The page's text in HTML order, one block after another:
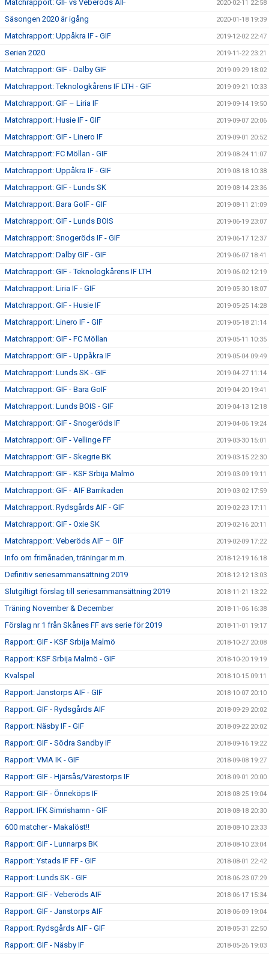
Matchrapport: GIF vs Veberöds AIF 2020-02-11 22:58
Säsongen 2020 är igång 2020-01-18 19:39
Matchrapport: Uppåkra IF - GIF 2019-12-02 22:47
Serien 2020 2019-11-22 23:21
Matchrapport: GIF - Dalby GIF 2019-09-29 18:02
Matchrapport: Teknologkårens IF LTH - GIF 2019-09-21 10:33
Matchrapport: GIF – Liria IF 2019-09-14 19:50
Matchrapport: Husie IF - GIF 2019-09-07 20:06
Matchrapport: GIF - Linero IF 2019-09-01 20:52
Matchrapport: FC Möllan - GIF 2019-08-24 11:07
Matchrapport: Uppåkra IF - GIF 2019-08-18 10:38
Matchrapport: GIF - Lunds SK 2019-08-14 23:36
Matchrapport: Bara GoIF - GIF 2019-08-11 21:09
Matchrapport: GIF - Lunds BOIS 2019-06-19 23:07
Matchrapport: Snogeröds IF - GIF 2019-06-17 12:37
Matchrapport: Dalby GIF - GIF 2019-06-07 18:41
Matchrapport: GIF - Teknologkårens IF LTH 2019-06-02 12:19
Matchrapport: Liria IF - GIF 2019-05-30 18:07
Matchrapport: GIF - Husie IF 2019-05-25 14:28
Matchrapport: Linero IF - GIF 2019-05-18 21:14
Matchrapport: GIF - FC Möllan 2019-05-11 10:35
Matchrapport: GIF - Uppåkra IF 2019-05-04 09:49
Matchrapport: Lunds SK - GIF 2019-04-27 11:14
Matchrapport: GIF - Bara GoIF 2019-04-20 19:41
Matchrapport: Lunds BOIS - GIF 2019-04-13 12:18
Matchrapport: GIF - Snogeröds IF 2019-04-06 19:24
Matchrapport: GIF - Vellinge FF 2019-03-30 15:01
Matchrapport: GIF - Skegrie BK 2019-03-15 22:30
Matchrapport: GIF - KSF Srbija Malmö 2019-03-09 19:11
Matchrapport: GIF - AIF Barrikaden 2019-03-02 17:59
Matchrapport: Rydsgårds AIF - GIF 2019-02-23 17:11
Matchrapport: GIF - Oxie SK 2019-02-16 20:11
Matchrapport: Veberöds AIF – GIF 2019-02-09 17:22
Info om frimånaden, träningar m.m. 2018-12-19 16:18
Definitiv seriesammansättning 2019 2018-12-12 13:03
Slutgiltigt förslag till seriesammansättning 2019 2018-11-21 13:22
Träning November & December 2018-11-06 16:38
Förslag nr 1 från Skånes FF avs serie för 2019 2018-11-01 19:17
Rapport: GIF - KSF Srbija Malmö 2018-10-27 20:08
Rapport: KSF Srbija Malmö - GIF 2018-10-20 19:19
Kvalspel 2018-10-15 09:11
Rapport: Janstorps AIF - GIF 2018-10-07 20:10
Rapport: GIF - Rydsgårds AIF 2018-09-29 20:02
Rapport: Näsby IF - GIF 2018-09-22 20:02
Rapport: GIF - Södra Sandby IF 2018-09-16 19:22
Rapport: VMA IK - GIF 2018-09-08 19:27
Rapport: GIF - Hjärsås/Värestorps IF 2018-09-01 20:00
Rapport: GIF - Önneköps IF 2018-08-25 19:04
Rapport: IFK Simrishamn - GIF 2018-08-18 20:30
600 matcher - Makalöst!! 2018-08-10 23:33
Rapport: GIF - Lunnarps BK 2018-08-10 23:04
Rapport: Ystads IF FF - GIF 2018-08-01 22:42
Rapport: Lunds SK - GIF 2018-06-23 07:29
Rapport: GIF - Veberöds AIF 2018-06-17 15:34
Rapport: GIF - Janstorps AIF 2018-06-09 19:04
Rapport: Rydsgårds AIF - GIF 2018-05-31 22:50
Rapport: GIF - Näsby IF 2018-05-26 19:03